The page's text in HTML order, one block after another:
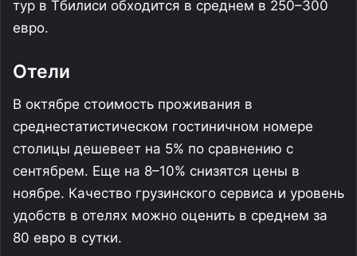
тур в Тбилиси обходится в среднем в 250–300
евро.
Отели
В октябре стоимость проживания в
среднестатистическом гостиничном номере
столицы дешевеет на 5% по сравнению с
сентябрем. Еще на 8–10% снизятся цены в
ноябре. Качество грузинского сервиса и уровень
удобств в отелях можно оценить в среднем за
80 евро в сутки.